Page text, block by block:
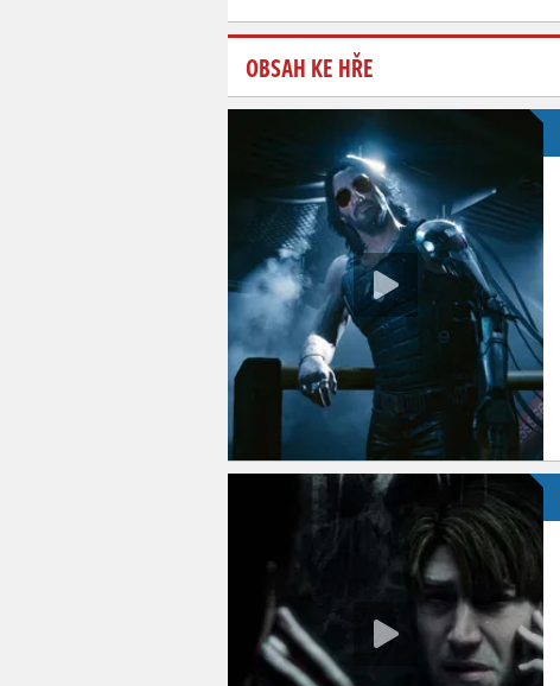
OBSAH KE HŘE